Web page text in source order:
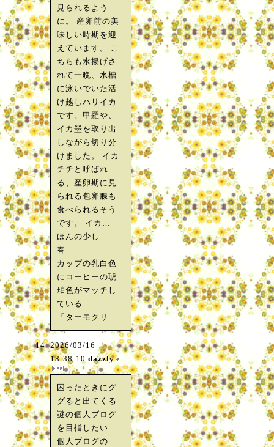
見られるよう
に。 産卵前の美
味しい時期を迎
えています。 こ
ちらも水揚げさ
れて一晩、水槽
に泳いでいた活
け越しハリイカ
です。甲羅や、
イカ墨を取り出
しながら切り分
けました。 イカ
チチと呼ばれ
る、産卵期に見
られる包卵腺も
食べられるそう
です。 イカ…
ほんの少し
春
カップの乳白色
にコーヒーの琥
珀色がマッチし
ている
「ターモクリ
2026/03/16
18:38:10 dazzly
困ったときにグ
グると出てくる
謎の個人ブログ
を目指したい
個人ブログの